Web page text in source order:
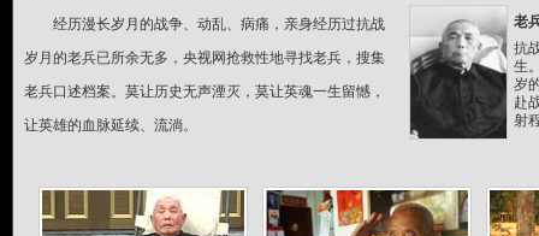
经历漫长岁月的战争、动乱、病痛，亲身经历过抗战
岁月的老兵已所余无多，央视网抢救性地寻找老兵，搜集
老兵口述档案。莫让历史无声湮灭，莫让英魂一生留憾，
让英雄的血脉延续、流淌。
老
抗
生
岁
赴
射